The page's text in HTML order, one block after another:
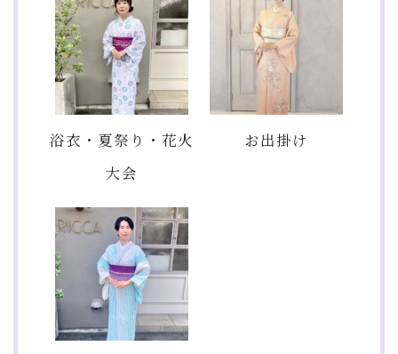
浴衣・夏祭り・花火
大会
お出掛け